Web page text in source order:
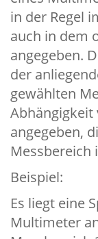
in der Regel
auch in dem
angegeben.
der
gewählten
angegeben,
Messbereich
Beispiel:
Es liegt eine
Multimeter